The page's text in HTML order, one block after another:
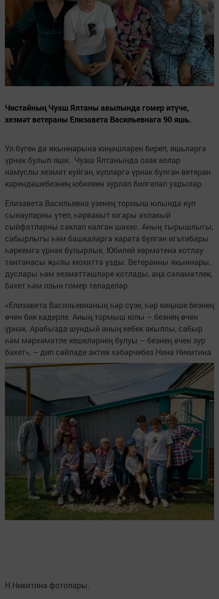
Чистайның Чуаш Ялтаны авылында гомер итүче,
хезмәт ветераны Елизавета Васильевнага 90 яшь.
Ул бүген дә якыннарына киңәшләрен биреп, яшьләргә
үрнәк булып яши. Чуаш Ялтанында озак еллар
намуслы хезмәт куйган, күпләргә үрнәк булган ветеран
карендәшебезнең юбилеен зурлап билгеләп уздылар.
Елизавета Васильевна үзенең тормыш юлында күп
сынауларны үтеп, һәрвакыт югары әхлакый
сыйфатларны саклап калган шәхес. Аның тырышлыгы,
сабырлыгы һәм башкаларга карата булган игътибары
һәркемгә үрнәк булырлык. Юбилей хөрмәтенә котлау
тантанасы җылы мохиттә узды. Ветеранны якыннары,
дуслары һәм хезмәттәшләре котлады, аңа сәламәтлек,
бәхет һәм озын гомер теләделәр.
«Елизавета Васильевнаның һәр сүзе, һәр киңәше безнең
өчен бик кадерле. Аның тормыш юлы – безнең өчен
үрнәк. Арабызда шундый аның кебек акыллы, сабыр
һәм мәрхәмәтле кешеләрнең булуы – безнең өчен зур
бәхет», – дип сөйләде актив хәбәрчебез Нина Никитина.
Н.Никитина фотолары.